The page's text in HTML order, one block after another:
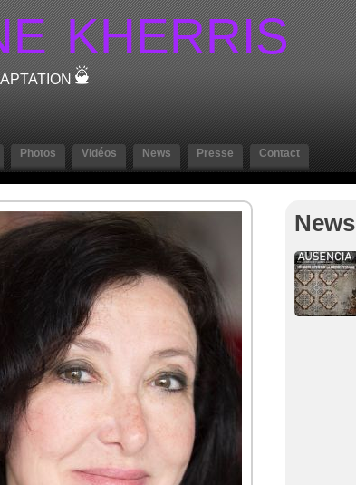
KHERRIS
Photos Vidéos News Presse Contact
News